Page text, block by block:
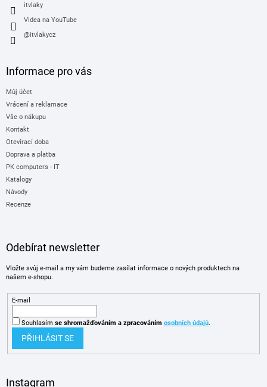
itvlaky
Videa na YouTube
@itvlakycz
Informace pro vás
Můj účet
Vrácení a reklamace
Vše o nákupu
Kontakt
Otevírací doba
Doprava a platba
PK computers - IT
Katalogy
Návody
Recenze
Odebírat newsletter
Vložte svůj e-mail a my vám budeme zasílat informace o nových produktech na
našem e-shopu.
E-mail
Souhlasím se shromažďováním a zpracováním osobních údajů.
PŘIHLÁSIT SE
Instagram